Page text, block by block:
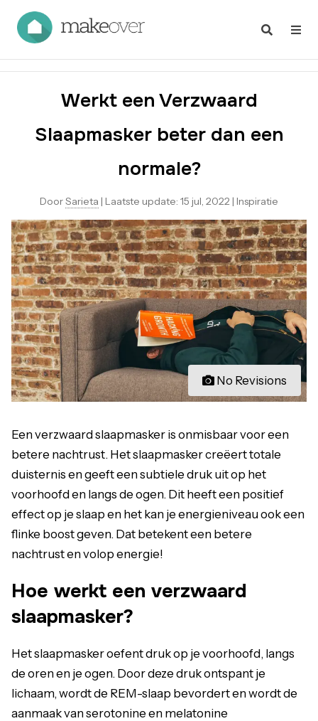
Werkt een Verzwaard
Slaapmasker beter dan een
normale?
DoorSarieta | Laatste update: 15 jul, 2022 | Inspiratie
No Revisions
Een verzwaard slaapmasker is onmisbaar voor een
betere nachtrust. Het slaapmasker creëert totale
duisternis en geeft een subtiele druk uit op het
voorhoofd en langs de ogen. Dit heeft een positief
effect op je slaap en het kan je energieniveau ook een
flinke boost geven. Dat betekent een betere
nachtrust en volop energie!
Hoe werkt een verzwaard
slaapmasker?
Het slaapmasker oefent druk op je voorhoofd, langs
de oren en je ogen. Door deze druk ontspant je
lichaam, wordt de REM-slaap bevordert en wordt de
aanmaak van serotonine en melatonine